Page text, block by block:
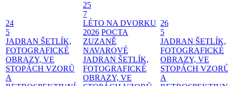
24
5
JADRAN ŠETLÍK,
FOTOGRAFICKÉ
OBRAZY, VE
STOPÁCH VZORŮ
A
25
7
LÉTO NA DVORKU
2026 POCTA
ZUZANĚ
NAVAROVÉ
JADRAN ŠETLÍK,
FOTOGRAFICKÉ
OBRAZY, VE
26
5
JADRAN ŠETLÍK,
FOTOGRAFICKÉ
OBRAZY, VE
STOPÁCH
A